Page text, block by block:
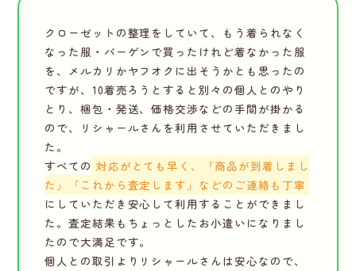
クローゼットの整理をしていて、もう着られなく
なった服・バーゲンで買ったけれど着なかった服
を、メルカリかヤフオクに出そうかとも思ったの
ですが、10着売ろうとすると別々の個人とのやり
とり、梱包・発送、価格交渉などの手間が掛かる
ので、リシャールさんを利用させていただきまし
た。
すべての 対応がとても早く、「商品が到着しまし
た」「これから査定します」などのご連絡も丁寧
にしていただき安心して利用することができまし
た。査定結果もちょっとしたお小遣いになりまし
たので大満足です。
個人との取引よりリシャールさんは安心なので、